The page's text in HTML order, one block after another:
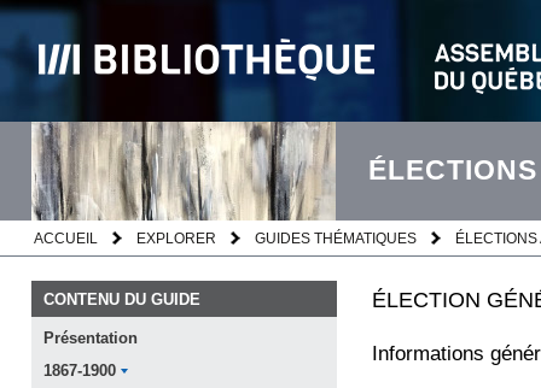
ACCUEIL EXPLORER GUIDES THÉMATIQUES
CONTENU DU GUIDE
Présentation
1867-1900
ÉLECTION
Informations